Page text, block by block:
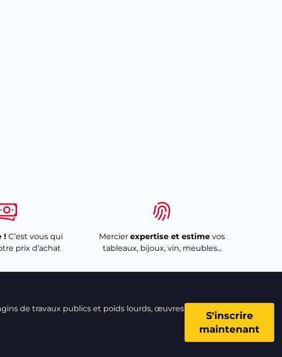
! C’est vous qui
prix d’achat
Mercier expertise et estime vos
tableaux, bijoux, vin, meubles...
de travaux publics et poids lourds, œuvres
S'inscrire
maintenant